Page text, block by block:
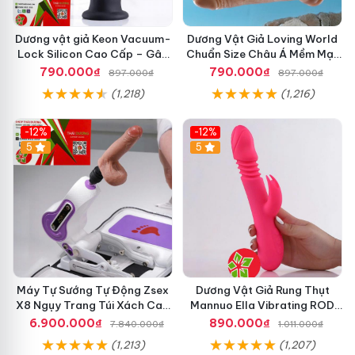
Dương vật giả Keon Vacuum-
Lock Silicon Cao Cấp – Gân
Nổi Mềm Mại, Đế Hút Chân
790.000₫ 897.000₫
(1,218)
Dương Vật Giả Loving World
Chuẩn Size Châu Á Mềm Mại,
An Toàn
790.000₫ 897.000₫
(1,216)
-12%
5
Máy Tự Sướng Tự Động Zsex
X8 Ngụy Trang Túi Xách Cao
Cấp
6.900.000₫ 7.840.000₫
(1,213)
-12%
5
Dương Vật Giả Rung Thụt
Mannuo Ella Vibrating ROD
Cao Cấp Cho Nữ
890.000₫ 1.011.000₫
(1,207)